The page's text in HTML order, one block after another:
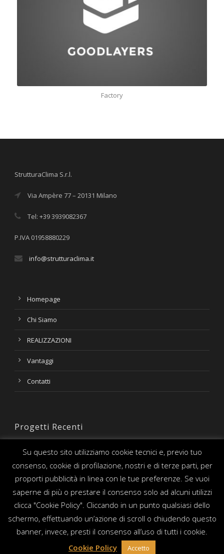
Factory
StrutturaClima S.r.l.
Via Ampère 77 – 20131 Milano
Tel: +39 3939082367
P.IVA 01958880229
info@strutturaclima.it
Homepage
Chi Siamo
REALIZZAZIONI
Vantaggi
Contatti
Progetti Recenti
Su questo sito utilizziamo cookie tecnici e, previo tuo
consenso, cookie di profilazione, nostri e di terze parti, per
proporti pubblicità in linea con le tue preferenze. Se vuoi
saperne di più o prestare il consenso solo ad alcuni utilizzi
clicca "Cookie Policy". Cliccando in un punto qualsiasi dello
schermo, effettuando un’azione di scroll o chiudendo questo
banner, invece, presti il consenso all’uso di tutti i cookie.
Cookie Policy
Accetto